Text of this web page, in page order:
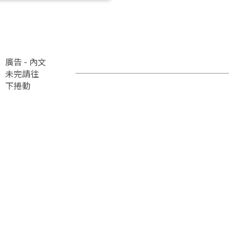
廣告 - 內文
未完請往
下捲動